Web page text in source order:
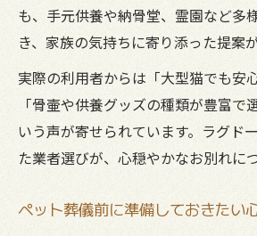
も、手元供養や納骨堂、霊園など多
き、家族の気持ちに寄り添った提案
実際の利用者からは「大型猫でも安
「骨壷や供養グッズの種類が豊富で
いう声が寄せられています。ラグド
た業者選びが、心穏やかなお別れに
ペット葬儀前に準備しておきたい